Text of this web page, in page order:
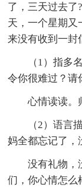
了，三天过去了
天，一个星期又
来没有收到一封
（1）指多
令你很难过？请
心情读读。
（2）语言
妈全都忘记了，
没有礼物，
们，你心情怎么